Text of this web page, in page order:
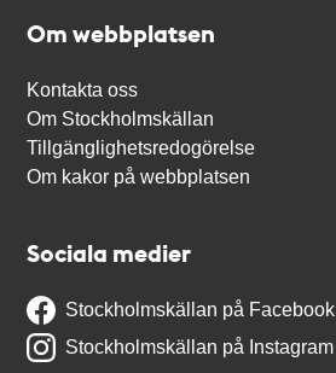
Om webbplatsen
Kontakta oss
Om Stockholmskällan
Tillgänglighetsredogörelse
Om kakor på webbplatsen
Sociala medier
Stockholmskällan på Facebook
Stockholmskällan på Instagram